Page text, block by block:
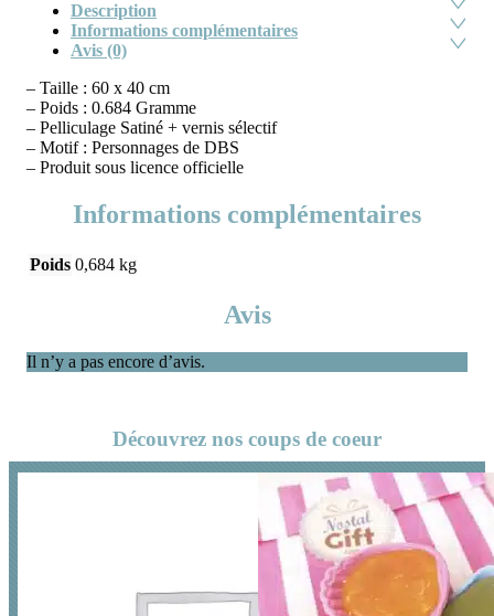
Description
Informations complémentaires
Avis (0)
– Taille : 60 x 40 cm
– Poids : 0.684 Gramme
– Pelliculage Satiné + vernis sélectif
– Motif : Personnages de DBS
– Produit sous licence officielle
Informations complémentaires
Poids 0,684 kg
Avis
Il n’y a pas encore d’avis.
Découvrez nos coups de coeur